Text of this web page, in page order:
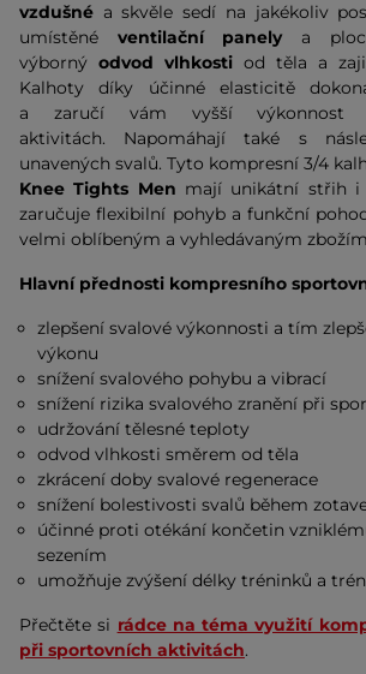
vzdušné a skvěle sedí na jakékoliv
umístěné ventilační panelya
výborný odvod vlhkosti od těla a
Kalhoty díky účinné elasticitě
a zaručí vám vyšší výkonnost
aktivitách. Napomáhají také s
unavených svalů. Tyto kompresní 3/4
Knee Tights Men mají unikátní střih i
zaručuje flexibilní pohyb a funkční
velmi oblíbeným a vyhledávaným
Hlavní přednosti kompresního
zlepšení svalové výkonnosti a tím
výkonu
snížení svalového pohybu a vibrací
snížení rizika svalového zranění při
udržování tělesné teploty
odvod vlhkosti směrem od těla
zkrácení doby svalové regenerace
snížení bolestivosti svalů během
účinné proti otékání končetin
sezením
umožňuje zvýšení délky tréninků a
Přečtěte si rádce na téma využití
při sportovních aktivitách.